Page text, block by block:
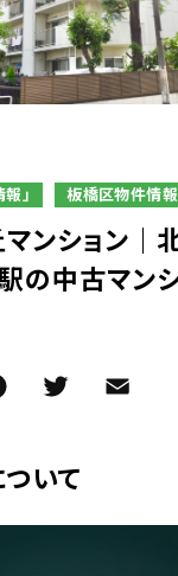
」 板橋区物件情
ンション｜
の中古マン
c
e
b
T
te
r
いて
よくある質問
ブログ
6909-
10：00～19：00（定休日
お問い合わせはこち